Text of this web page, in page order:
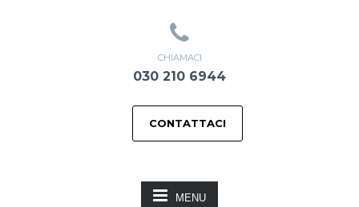
CHIAMACI
030 210 6944
CONTATTACI
MENU